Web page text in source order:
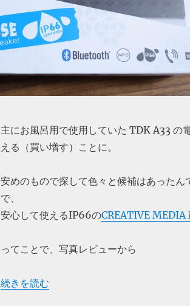
主にお風呂用で使用していた TDK A33 の
える（買い増す）ことに。
安めのもので探して色々と候補はあったん
で、
安心して使えるIP66のCREATIVE
ってことで、写真レビューから
“BTスピーカー CREATIVE MEDIA
続きを読む